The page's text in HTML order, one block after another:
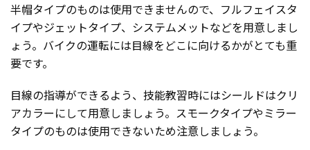
半帽タイプのものは使用できませんので、フルフェイスタ
イプやジェットタイプ、システムメットなどを用意しまし
ょう。バイクの運転には目線をどこに向けるかがとても重
要です。
目線の指導ができるよう、技能教習時にはシールドはクリ
アカラーにして用意しましょう。スモークタイプやミラー
タイプのものは使用できないため注意しましょう。